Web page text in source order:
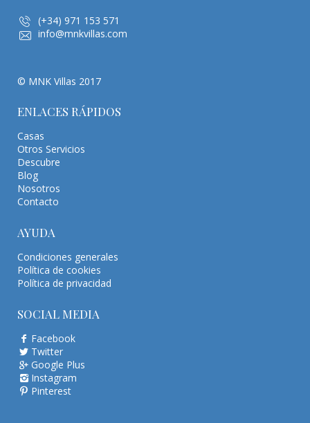
(+34) 971 153 571
info@mnkvillas.com
© MNK Villas 2017
ENLACES RÁPIDOS
Casas
Otros Servicios
Descubre
Blog
Nosotros
Contacto
AYUDA
Condiciones generales
Política de cookies
Política de privacidad
SOCIAL MEDIA
Facebook
Twitter
Google Plus
Instagram
Pinterest